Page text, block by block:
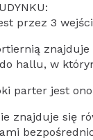
przez 3
hallu, w
parter jest
znajduje się